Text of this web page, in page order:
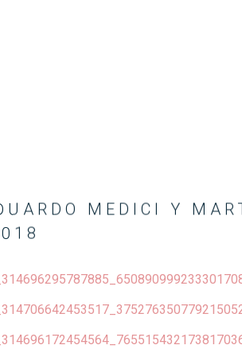
MEDICI Y